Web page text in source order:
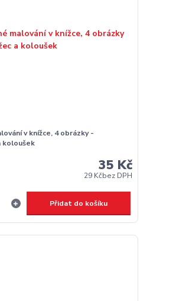
v knížce, 4 obrázky -
koloušek
35 Kč
29 Kčbez DPH
Přidat do košíku